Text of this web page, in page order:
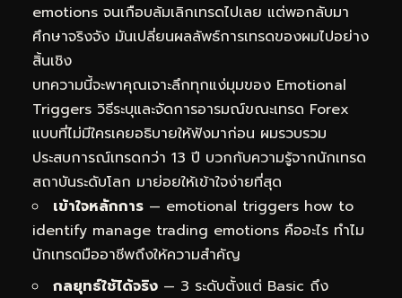
emotions จนเกือบล้มเลิกเทรดไปเลย แต่พอกลับมา
ศึกษาจริงจัง มันเปลี่ยนผลลัพธ์การเทรดของผมไปอย่าง
สิ้นเชิง
บทความนี้จะพาคุณเจาะลึกทุกแง่มุมของ Emotional
Triggers วิธีระบุและจัดการอารมณ์ขณะเทรด Forex
แบบที่ไม่มีใครเคยอธิบายให้ฟังมาก่อน ผมรวบรวม
ประสบการณ์เทรดกว่า 13 ปี บวกกับความรู้จากนักเทรด
สถาบันระดับโลก มาย่อยให้เข้าใจง่ายที่สุด
เข้าใจหลักการ — emotional triggers how to
identify manage trading emotions คืออะไร ทำไม
นักเทรดมืออาชีพถึงให้ความสำคัญ
กลยุทธ์ใช้ได้จริง — 3 ระดับตั้งแต่ Basic ถึง